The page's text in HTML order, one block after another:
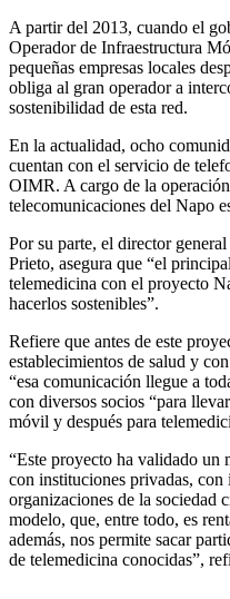
A partir del 2013, cuando el
Operador de Infraestructura
pequeñas empresas locales
obliga al gran operador a
sostenibilidad de esta red.
En la actualidad, ocho
cuentan con el servicio de
OIMR. A cargo de la
telecomunicaciones del Napo
Por su parte, el director
Prieto, asegura que “el
telemedicina con el proyecto
hacerlos sostenibles”.
Refiere que antes de este
establecimientos de salud y
“esa comunicación llegue a
con diversos socios “para
móvil y después para
“Este proyecto ha validado un
con instituciones privadas,
organizaciones de la
modelo, que, entre todo, es
además, nos permite sacar
de telemedicina conocidas”,